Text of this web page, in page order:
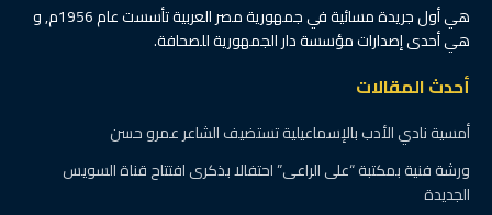
هي أول جريدة مسائية في جمهورية مصر العربية تأسست عام 1956م, و
هي أحدى إصدارات مؤسسة دار الجمهورية للصحافة.
أحدث المقالات
أمسية نادي الأدب بالإسماعيلية تستضيف الشاعر عمرو حسن
ورشة فنية بمكتبة “على الراعى” احتفالا بذكرى افتتاح قناة السويس
الجديدة